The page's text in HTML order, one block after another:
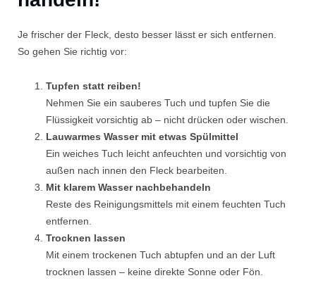
Je frischer der Fleck, desto besser lässt er sich entfernen.
So gehen Sie richtig vor:
Tupfen statt reiben!
Nehmen Sie ein sauberes Tuch und tupfen Sie die
Flüssigkeit vorsichtig ab – nicht drücken oder wischen.
Lauwarmes Wasser mit etwas Spülmittel
Ein weiches Tuch leicht anfeuchten und vorsichtig von
außen nach innen den Fleck bearbeiten.
Mit klarem Wasser nachbehandeln
Reste des Reinigungsmittels mit einem feuchten Tuch
entfernen.
Trocknen lassen
Mit einem trockenen Tuch abtupfen und an der Luft
trocknen lassen – keine direkte Sonne oder Fön.